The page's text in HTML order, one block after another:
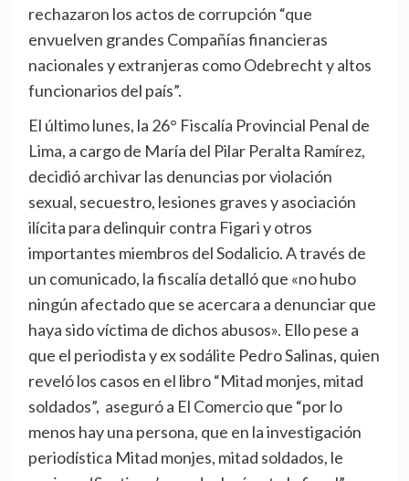
rechazaron los actos de corrupción “que
envuelven grandes Compañías financieras
nacionales y extranjeras como Odebrecht y altos
funcionarios del país”.
El último lunes, la 26° Fiscalía Provincial Penal de
Lima, a cargo de María del Pilar Peralta Ramírez,
decidió archivar las denuncias por violación
sexual, secuestro, lesiones graves y asociación
ilícita para delinquir contra Figari y otros
importantes miembros delSodalicio. A través de
un comunicado, la fiscalía detalló que «no hubo
ningún afectado que se acercara a denunciar que
haya sido víctima de dichos abusos». Ello pese a
que el periodista yex sodálite Pedro Salinas, quien
reveló los casos en el libro “Mitad monjes, mitad
soldados”, aseguró a El Comercio que “por lo
menos hay una persona, que en la investigación
periodística Mitad monjes, mitad soldados, le